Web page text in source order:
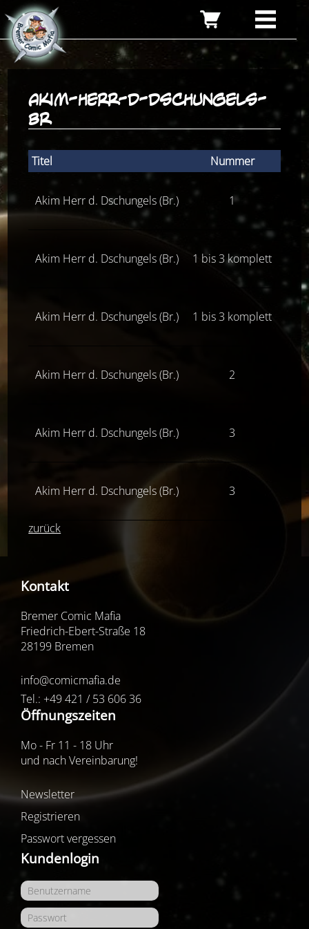
akim-herr-d-dschungels-
br
Titel Nummer
Akim Herr d. Dschungels (Br.) 1
Akim Herr d. Dschungels (Br.) 1 bis 3 komplett
Akim Herr d. Dschungels (Br.) 1 bis 3 komplett
Akim Herr d. Dschungels (Br.) 2
Akim Herr d. Dschungels (Br.) 3
Akim Herr d. Dschungels (Br.) 3
zurück
Kontakt
Bremer Comic Mafia
Friedrich-Ebert-Straße 18
28199 Bremen
info@comicmafia.de
Tel.: +49 421 / 53 606 36
Öffnungszeiten
Mo - Fr 11 - 18 Uhr
und nach Vereinbarung!
Newsletter
Registrieren
Passwort vergessen
Kundenlogin